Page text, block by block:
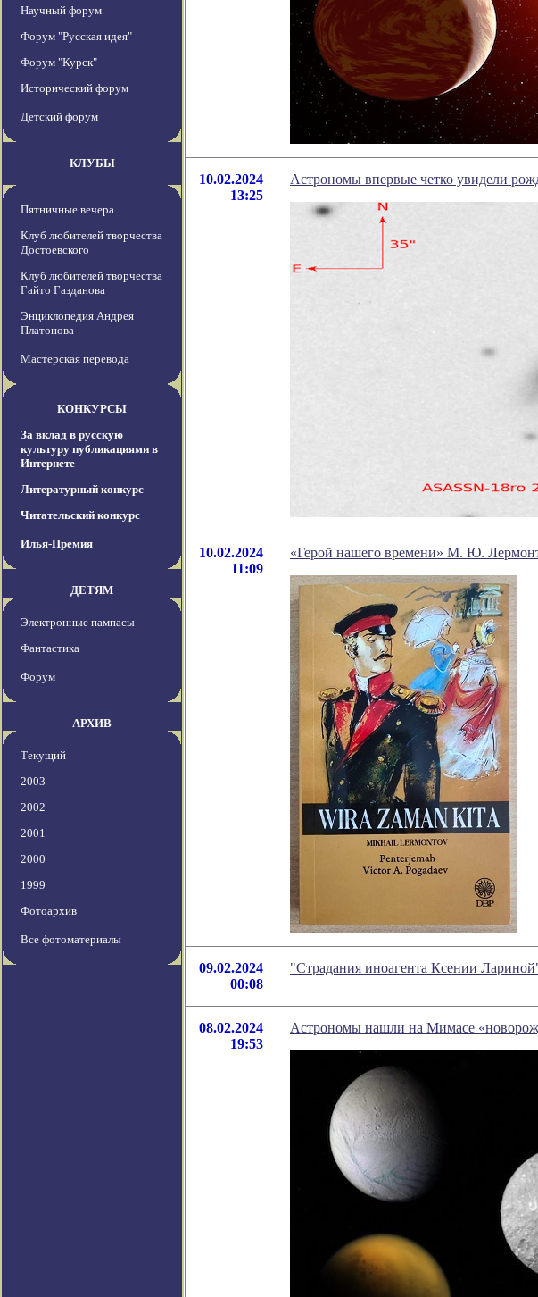
Научный форум
Форум "Русская идея"
Форум "Курск"
Исторический форум
Детский форум
КЛУБЫ
Пятничные вечера
Клуб любителей творчества
Достоевского
Клуб любителей творчества
Гайто Газданова
Энциклопедия Андрея
Платонова
Мастерская перевода
КОНКУРСЫ
За вклад в русскую
культуру публикациями в
Интернете
Литературный конкурс
Читательский конкурс
Илья-Премия
ДЕТЯМ
Электронные пампасы
Фантастика
Форум
АРХИВ
Текущий
2003
2002
2001
2000
1999
Фотоархив
Все фотоматериалы
10.02.2024
13:25
Астрономы впервые четко увидели
10.02.2024
11:09
«Герой нашего времени» М. Ю.
09.02.2024
00:08
"Страдания иноагента Ксении
08.02.2024
19:53
Астрономы нашли на Мимасе